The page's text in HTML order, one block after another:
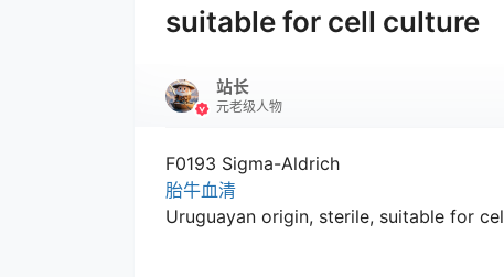
suitable for cell culture
站长
元老级人物
F0193 Sigma-Aldrich
胎牛血清
Uruguayan origin, sterile, suitable for